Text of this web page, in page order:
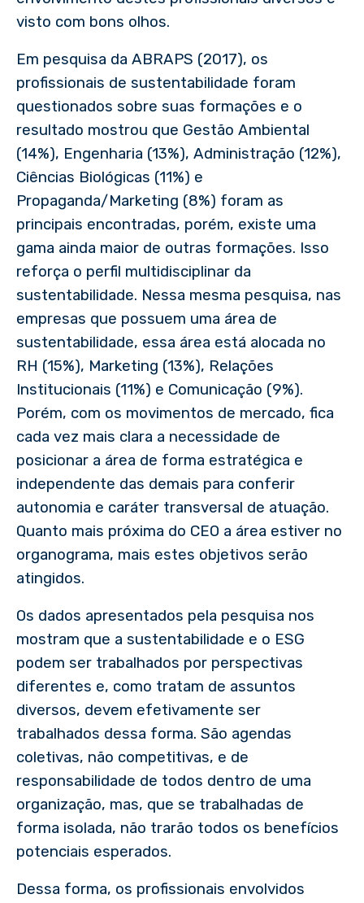
visto com bons olhos.
Em pesquisa da ABRAPS (2017), os
profissionais de sustentabilidade foram
questionados sobre suas formações e o
resultado mostrou que Gestão Ambiental
(14%), Engenharia (13%), Administração (12%),
Ciências Biológicas (11%) e
Propaganda/Marketing (8%) foram as
principais encontradas, porém, existe uma
gama ainda maior de outras formações. Isso
reforça o perfil multidisciplinar da
sustentabilidade. Nessa mesma pesquisa, nas
empresas que possuem uma área de
sustentabilidade, essa área está alocada no
RH (15%), Marketing (13%), Relações
Institucionais (11%) e Comunicação (9%).
Porém, com os movimentos de mercado, fica
cada vez mais clara a necessidade de
posicionar a área de forma estratégica e
independente das demais para conferir
autonomia e caráter transversal de atuação.
Quanto mais próxima do CEO a área estiver no
organograma, mais estes objetivos serão
atingidos.
Os dados apresentados pela pesquisa nos
mostram que a sustentabilidade e o ESG
podem ser trabalhados por perspectivas
diferentes e, como tratam de assuntos
diversos, devem efetivamente ser
trabalhados dessa forma. São agendas
coletivas, não competitivas, e de
responsabilidade de todos dentro de uma
organização, mas, que se trabalhadas de
forma isolada, não trarão todos os benefícios
potenciais esperados.
Dessa forma, os profissionais envolvidos